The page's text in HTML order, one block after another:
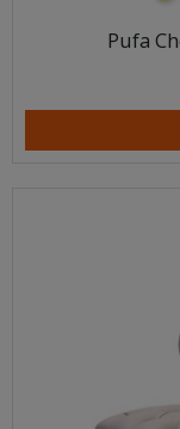
Pufa